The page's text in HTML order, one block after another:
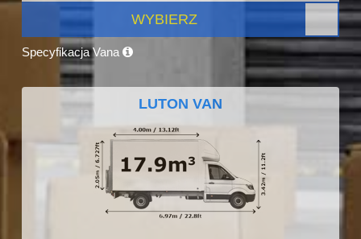
WYBIERZ
Specyfikacja Vana
LUTON VAN